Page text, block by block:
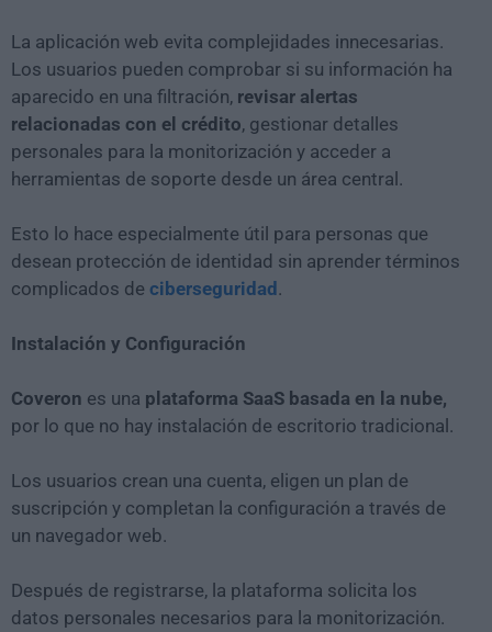
La aplicación web evita complejidades innecesarias.
Los usuarios pueden comprobar si su información ha
aparecido en una filtración, revisar alertas
relacionadas con el crédito, gestionar detalles
personales para la monitorización y acceder a
herramientas de soporte desde un área central.
Esto lo hace especialmente útil para personas que
desean protección de identidad sin aprender términos
complicados de ciberseguridad .
Instalación y Configuración
Coveron es una plataforma SaaS basada en la nube,
por lo que no hay instalación de escritorio tradicional.
Los usuarios crean una cuenta, eligen un plan de
suscripción y completan la configuración a través de
un navegador web.
Después de registrarse, la plataforma solicita los
datos personales necesarios para la monitorización.